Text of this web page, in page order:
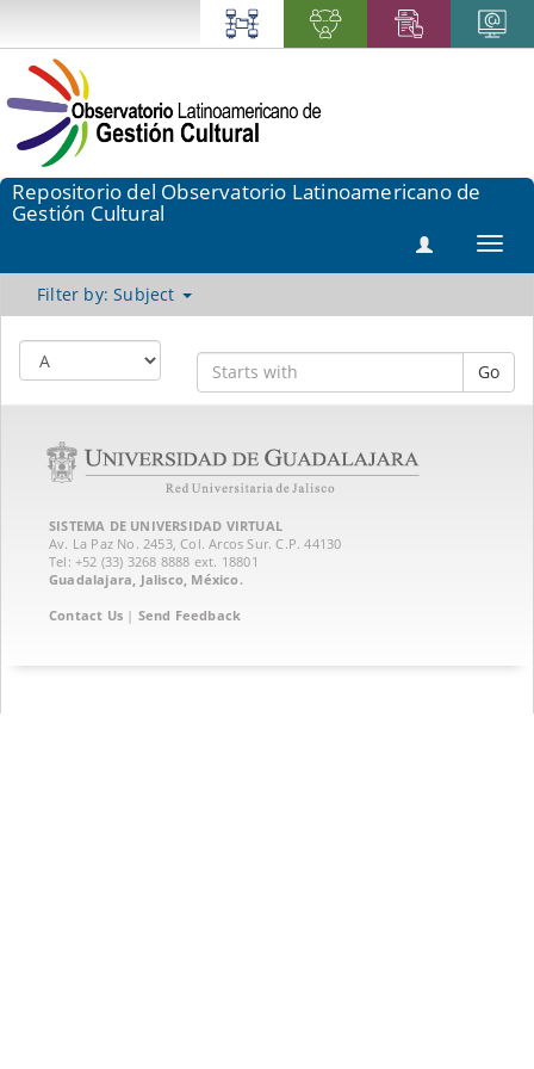
Repositorio del Observatorio Latinoamericano de
Gestión Cultural
Filter by: Subject
Go
SISTEMA DE UNIVERSIDAD VIRTUAL
Av. La Paz No. 2453, Col. Arcos Sur. C.P. 44130
Tel: +52 (33) 3268 8888‏ ext. 18801
Guadalajara, Jalisco, México.
Contact Us | Send Feedback